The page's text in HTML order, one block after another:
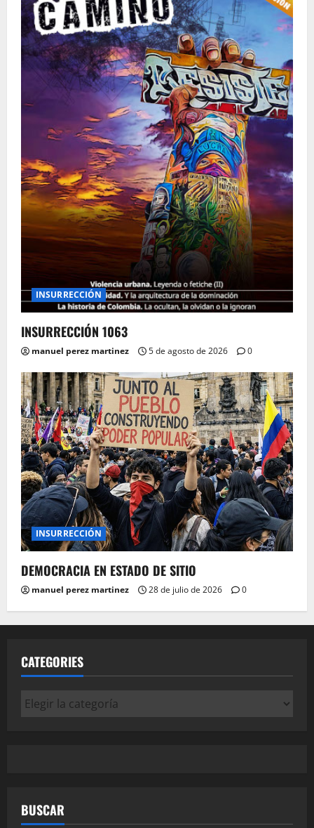
INSURRECCIÓN
INSURRECCIÓN 1063
manuel perez martinez 5 de agosto de 2026 0
INSURRECCIÓN
DEMOCRACIA EN ESTADO DE SITIO
manuel perez martinez 28 de julio de 2026 0
CATEGORIES
Categories
BUSCAR